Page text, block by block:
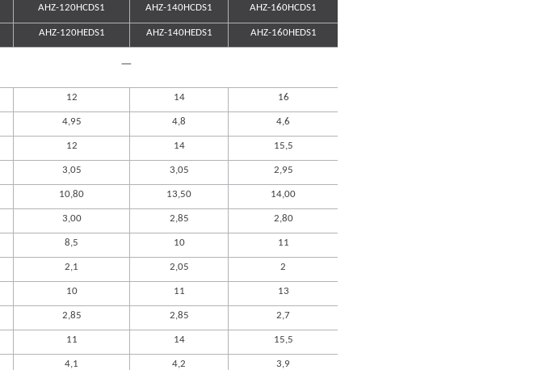
AHZ-120HCDS1 AHZ-140HCDS1 AHZ-160HCDS1
AHZ-120HEDS1 AHZ-140HEDS1 AHZ-160HEDS1
一
12 14 16
4,95 4,8 4,6
12 14 15,5
3,05 3,05 2,95
10,80 13,50 14,00
3,00 2,85 2,80
8,5 10 11
2,1 2,05 2
10 11 13
2,85 2,85 2,7
11 14 15,5
4,1 4,2 3,9